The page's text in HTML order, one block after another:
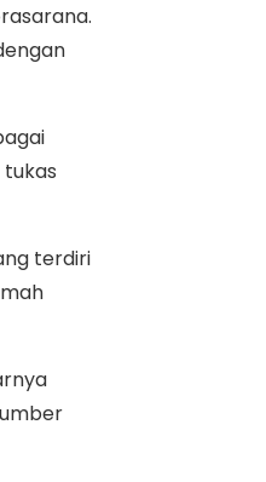
terdiri